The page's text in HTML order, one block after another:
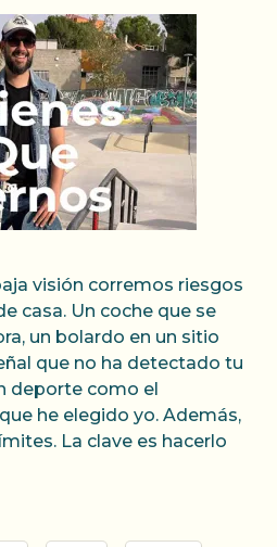
visión corremos riesgos
casa. Un coche que se
un bolardo en un sitio
que no ha detectado tu
deporte como el
he elegido yo. Además,
La clave es hacerlo